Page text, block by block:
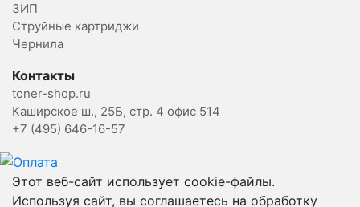
ЗИП
Струйные картриджи
Чернила
Контакты
toner-shop.ru
Каширское ш., 25Б, стр. 4 офис 514
+7 (495) 646-16-57
Этот веб-сайт использует cookie-файлы.
Используя сайт, вы соглашаетесь на обработку